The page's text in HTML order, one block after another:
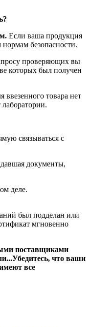
Если ваша продукция
безопасности.
проверяющих вы
которых был получен
ввезенного товара нет
связываться с
документы,
деле.
был подделан или
мгновенно
поставщиками
что ваши
все